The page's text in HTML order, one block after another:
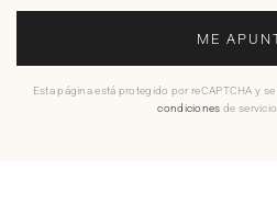
ME
Esta página está protegido por reCAPTCHA y
condiciones de